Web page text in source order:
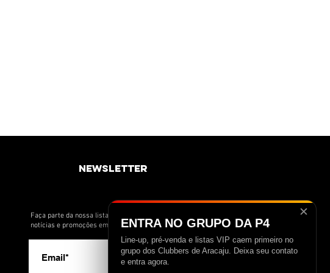
newsletter
Faça parte da nossa lista de novidades e receba
notícias e promoções em primeira mão.
>
✕
ENTRA NO GRUPO DA P4
Line-up, pré-venda e listas VIP caem primeiro no
grupo dos Clubbers de Aracaju. Deixa seu contato
e entra agora.